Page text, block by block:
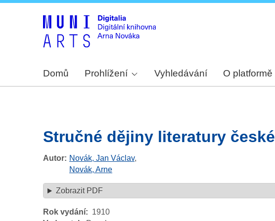
Domů Prohlížení Vyhledávání O platformě
Stručné dějiny literatury české
Autor Novák, Jan Václav,
Novák, Arne
Zobrazit PDF
Rok vydání
1910